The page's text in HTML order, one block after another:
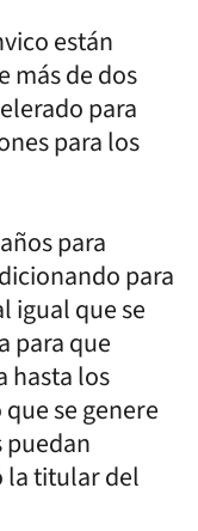
están
más de dos
para
para los
para
para
igual que se
para que
hasta los
se genere
puedan
la titular del